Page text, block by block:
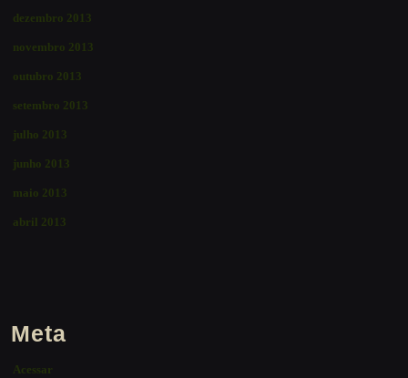
dezembro 2013
novembro 2013
outubro 2013
setembro 2013
julho 2013
junho 2013
maio 2013
abril 2013
Meta
Acessar